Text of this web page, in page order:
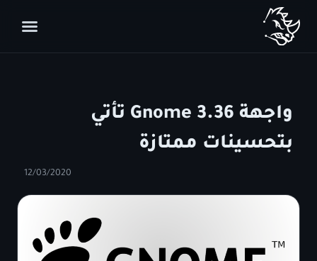
12/03/2020
واجهة Gnome 3.36 تأتي
بتحسينات ممتازة